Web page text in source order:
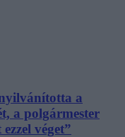
a
a polgármester
véget”